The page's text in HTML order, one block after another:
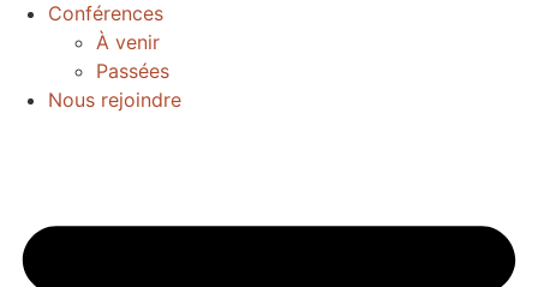
Conférences
À venir
Passées
Nous rejoindre